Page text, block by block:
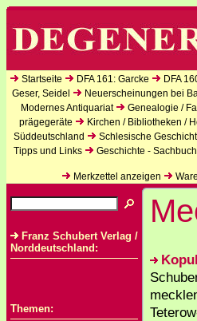
Startseite DFA 161: Garcke DFA
Geser, Seidel
Neuerscheinungen bei
Modernes Antiquariat
Genealogie /
prägegeräte
Kirchen / Bibliotheken /
Süddeutschland
Schlesische
Tipps und Links
Geschichte - Sachbuch
Merkzettel anzeigen
Franz Schubert Verlag /
Norddeutschland:
Themen: